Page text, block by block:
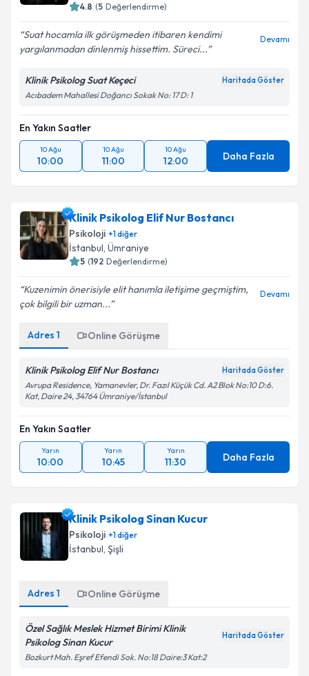
4.8 (5 Değerlendirme)
Suat hocamla ilk görüşmeden itibaren kendimi
yargılanmadan dinlenmiş hissettim. Süreci...
Devamı
Klinik Psikolog Suat Keçeci Haritada Göster
Acıbadem Mahallesi Doğancı Sokak No: 17 D: 1
En Yakın Saatler
10 Ağu
10:00
10 Ağu
11:00
10 Ağu
12:00 Daha Fazla
Klinik Psikolog Elif Nur Bostancı
Psikoloji +1diğer
İstanbul, Ümraniye
5 (192 Değerlendirme)
Kuzenimin önerisiyle elit hanımla iletişime geçmiştim,
çok bilgili bir uzman...
Devamı
Adres 1 Online Görüşme
Klinik Psikolog Elif Nur Bostancı Haritada Göster
Avrupa Residence, Yamanevler, Dr. Fazıl Küçük Cd. A2 Blok No:10 D:6.
Kat, Daire 24, 34764 Ümraniye/İstanbul
En Yakın Saatler
Yarın
10:00
Yarın
10:45
Yarın
11:30 Daha Fazla
Klinik Psikolog Sinan Kucur
Psikoloji +1diğer
İstanbul, Şişli
Adres 1 Online Görüşme
Özel Sağlık Meslek Hizmet Birimi Klinik
Psikolog Sinan Kucur
Haritada Göster
Bozkurt Mah. Eşref Efendi Sok. No:18 Daire:3 Kat:2